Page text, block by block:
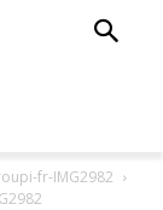
fr-IMG2982